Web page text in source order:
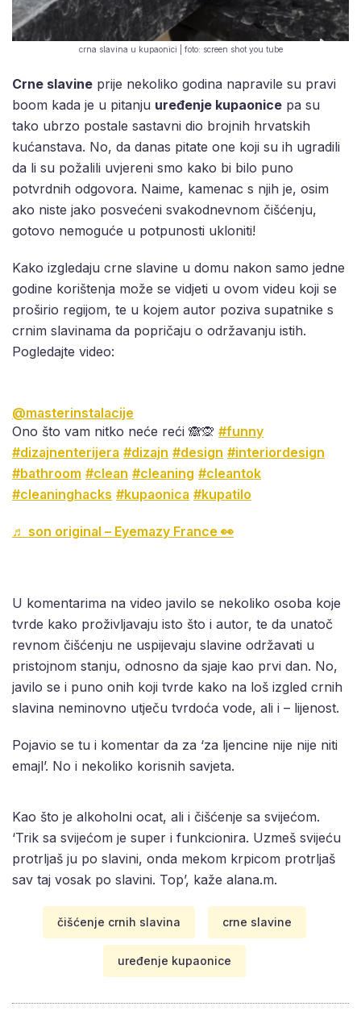
crna slavina u kupaonici | foto: screen shot you tube
Crne slavine prije nekoliko godina napravile su pravi
boom kada je u pitanju uređenje kupaonice pa su
tako ubrzo postale sastavni dio brojnih hrvatskih
kućanstava. No, da danas pitate one koji su ih ugradili
da li su požalili uvjereni smo kako bi bilo puno
potvrdnih odgovora. Naime, kamenac s njih je, osim
ako niste jako posvećeni svakodnevnom čišćenju,
gotovo nemoguće u potpunosti ukloniti!
Kako izgledaju crne slavine u domu nakon samo jedne
godine korištenja može se vidjeti u ovom videu koji se
proširio regijom, te u kojem autor poziva supatnike s
crnim slavinama da popričaju o održavanju istih.
Pogledajte video:
@masterinstalacije
Ono što vam nitko neće reći 🙈🙊 #funny
#dizajnenterijera #dizajn #design #interiordesign
#bathroom #clean #cleaning #cleantok
#cleaninghacks #kupaonica #kupatilo
♬ son original – Eyemazy France 👀
U komentarima na video javilo se nekoliko osoba koje
tvrde kako proživljavaju isto što i autor, te da unatoč
revnom čišćenju ne uspijevaju slavine održavati u
pristojnom stanju, odnosno da sjaje kao prvi dan. No,
javilo se i puno onih koji tvrde kako na loš izgled crnih
slavina neminovno utječu tvrdoća vode, ali i – lijenost.
Pojavio se tu i komentar da za ‘za ljencine nije nije niti
emajl’. No i nekoliko korisnih savjeta.
Kao što je alkoholni ocat, ali i čišćenje sa svijećom.
‘Trik sa svijećom je super i funkcionira. Uzmeš svijeću
protrljaš ju po slavini, onda mekom krpicom protrljaš
sav taj vosak po slavini. Top’, kaže alana.m.
čišćenje crnih slavina crne slavine
uređenje kupaonice